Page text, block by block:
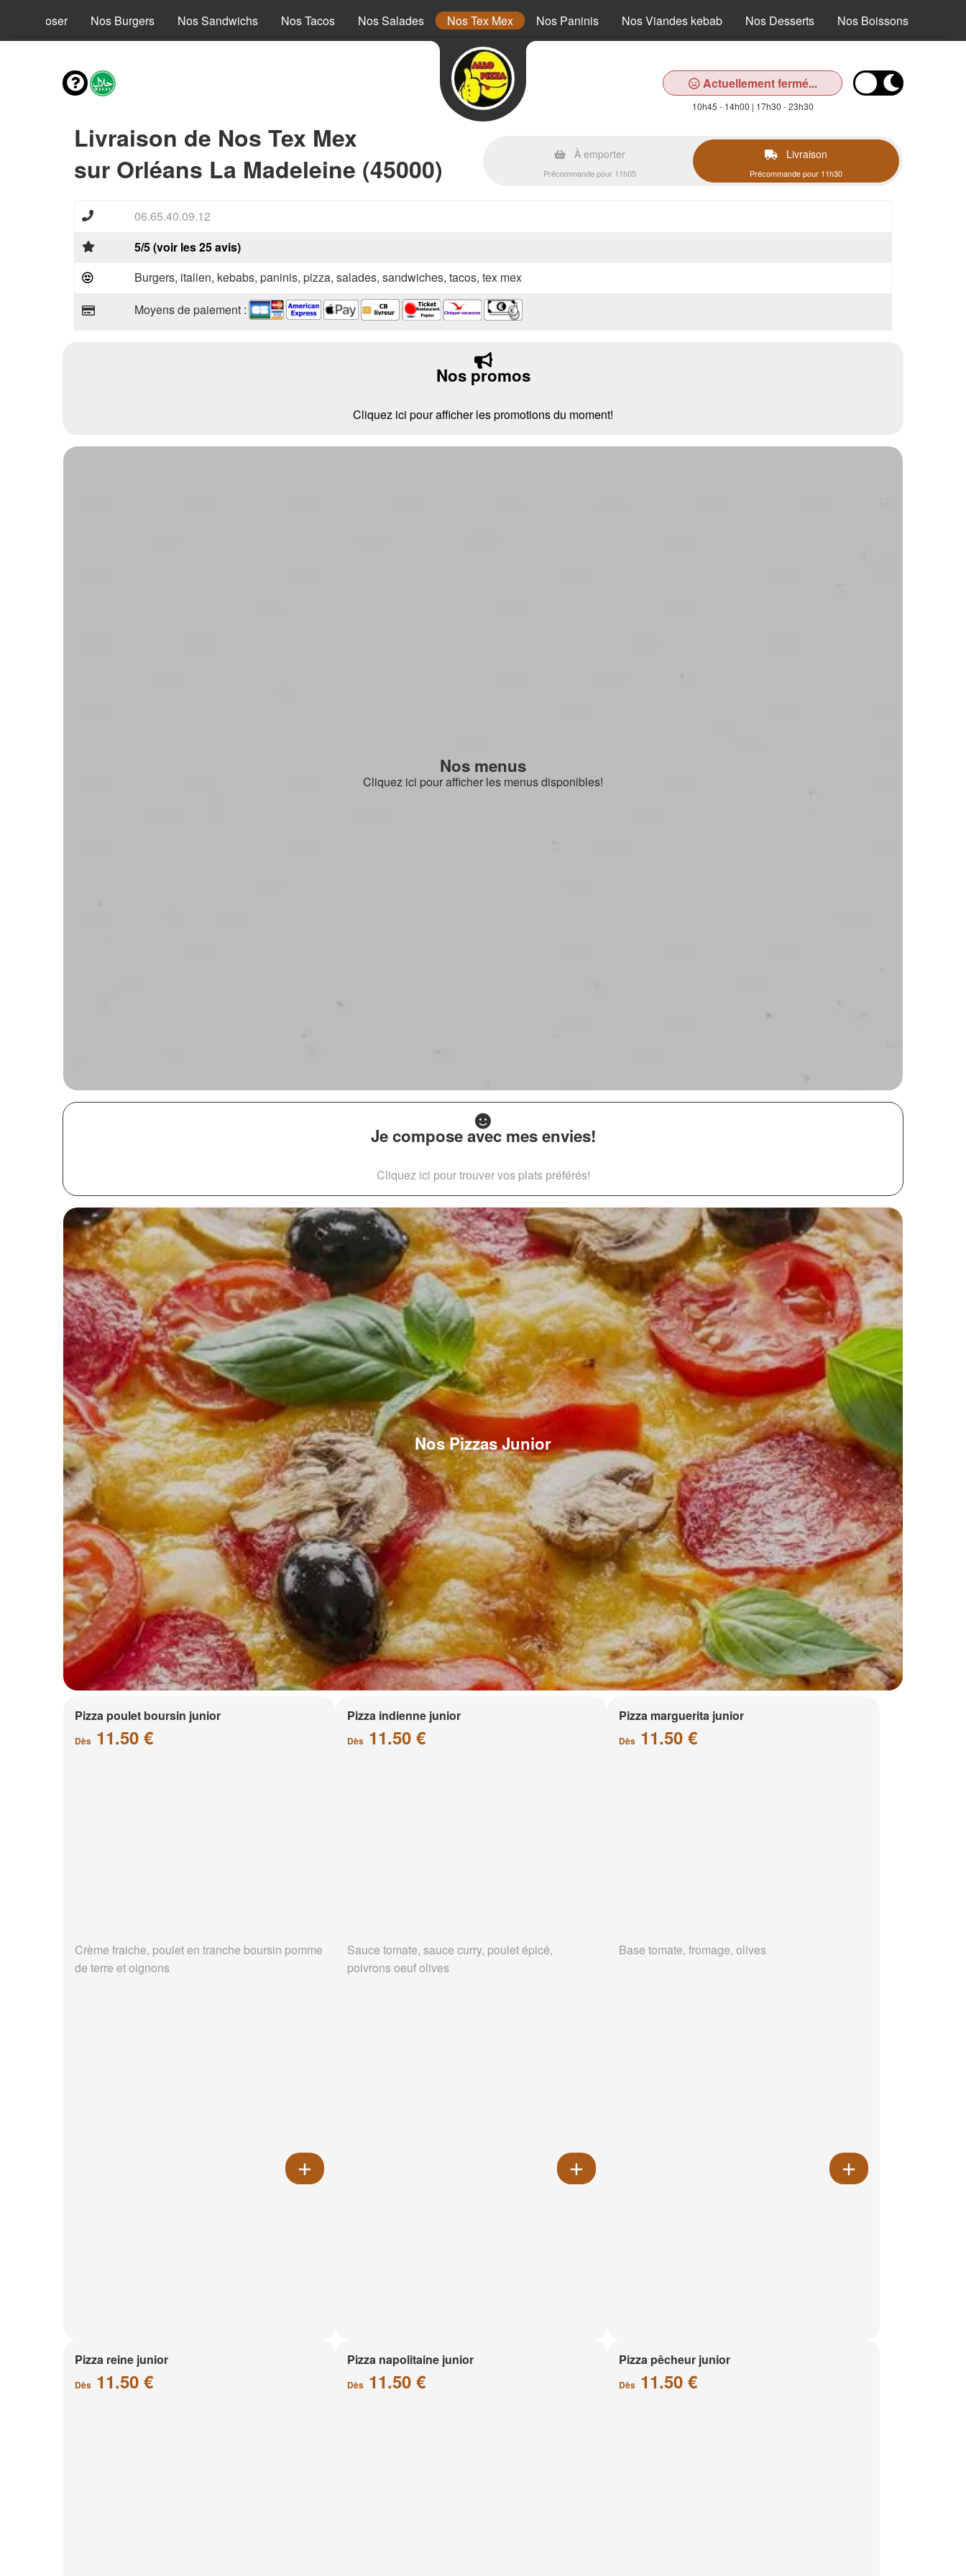
à composer Nos Burgers Nos Sandwichs Nos Tacos Nos Salades Nos Tex Mex Nos Paninis Nos Viandes kebab Nos Desserts Nos Boissons
Actuellement fermé...
10h45 - 14h00 | 17h30 - 23h30
Livraison de Nos Tex Mex
sur Orléans La Madeleine (45000)
À emporter
Précommande pour 11h05
Livraison
Précommande pour 11h30
06.65.40.09.12
5/5 (voir les 25 avis)
Burgers, italien, kebabs, paninis, pizza, salades, sandwiches, tacos, tex mex
Moyens de paiement :
Nos promos
Cliquez ici pour afficher les promotions du moment!
Nos menus
Cliquez ici pour afficher les menus disponibles!
Je compose avec mes envies!
Cliquez ici pour trouver vos plats préférés!
Nos Pizzas Junior
Pizza poulet boursin junior
Dès 11.50 €
Crème fraiche, poulet en tranche boursin pomme
de terre et oignons
Pizza indienne junior
Dès11.50 €
Sauce tomate, sauce curry, poulet épicé,
poivrons oeuf olives
Pizza marguerita junior
Dès 11.50 €
Base tomate, fromage, olives
Pizza reine junior
Dès 11.50 €
Pizza napolitaine junior
Dès11.50 €
Pizza pêcheur junior
Dès 11.50 €